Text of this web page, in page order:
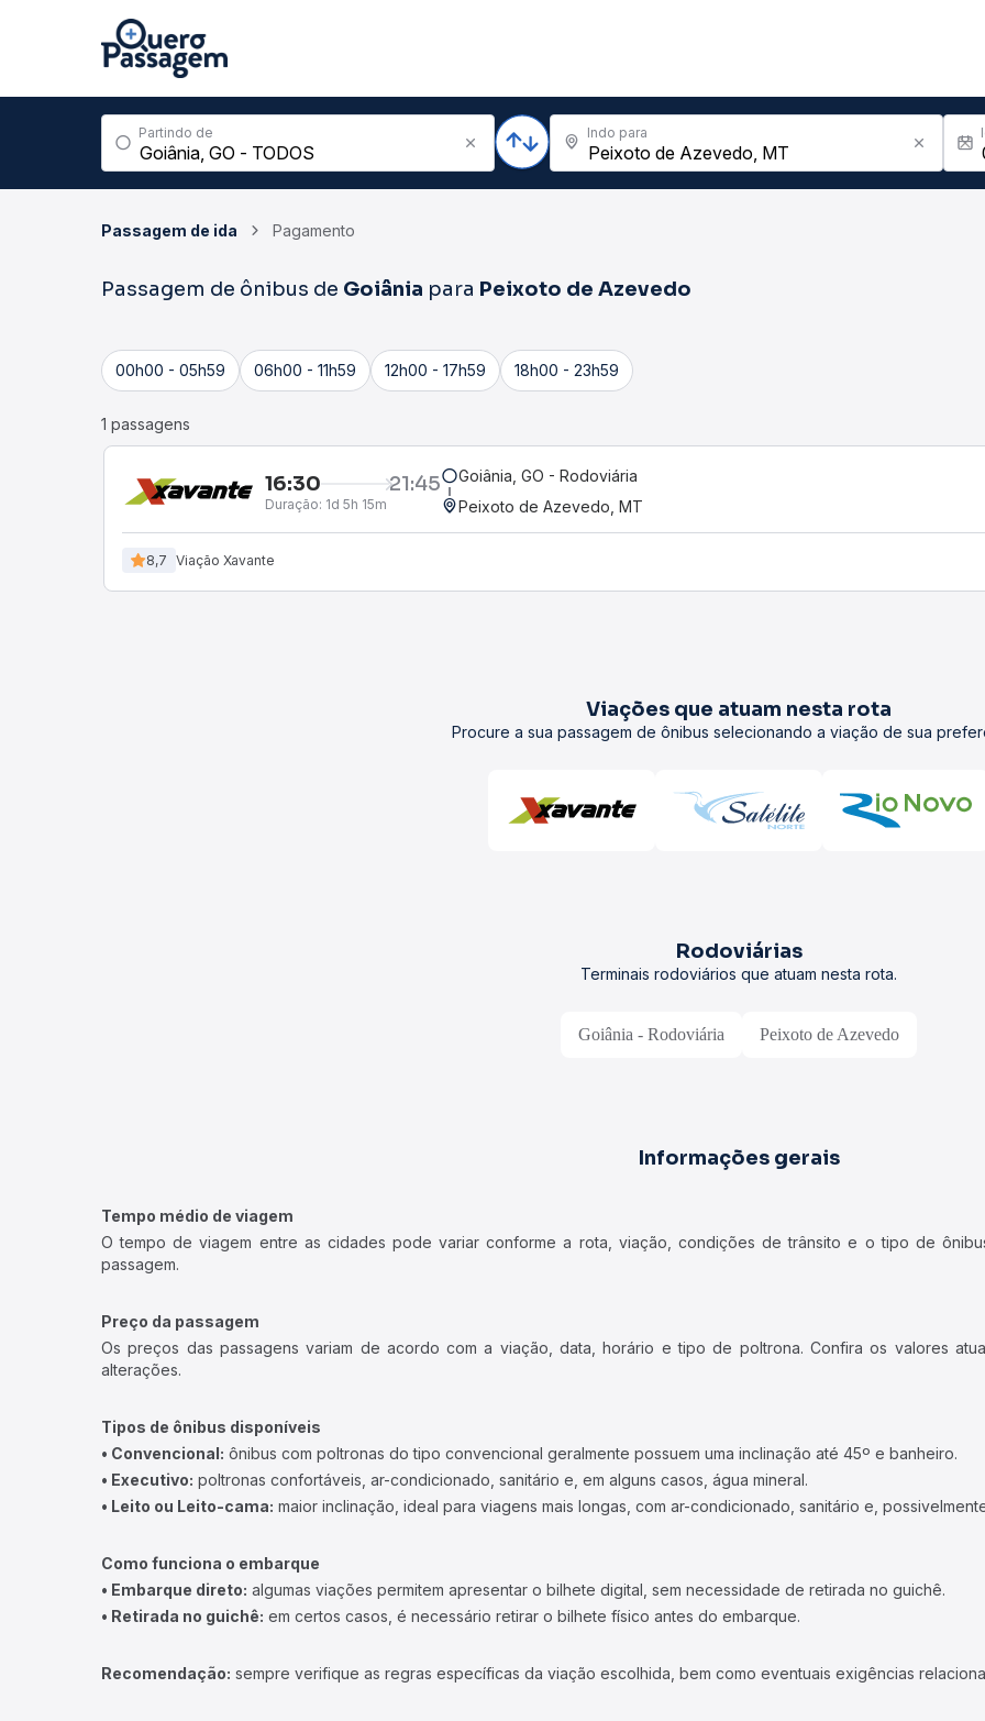
Partindo de Indo para
Passagem de ida Pagamento
Passagem de ônibus de Goiânia para Peixoto de Azevedo
00h00 - 05h59 06h00 - 11h59 12h00 - 17h59 18h00 - 23h59
1 passagens
16:30 21:45
Duração: 1d 5h 15m
Goiânia, GO - Rodoviária
Peixoto de Azevedo, MT
8,7 Viação Xavante
Viações que atuam nesta rota
Procure a sua passagem de ônibus selecionando a viação de sua
Rodoviárias
Terminais rodoviários que atuam nesta rota.
Goiânia - Rodoviária Peixoto de Azevedo
Informações gerais
Tempo médio de viagem
O tempo de viagem entre as cidades pode variar conforme a rota, viação, condições de trânsito e o tipo de
passagem.
Preço da passagem
Os preços das passagens variam de acordo com a viação, data, horário e tipo de poltrona. Confira os valores
alterações.
Tipos de ônibus disponíveis
• Convencional: ônibus com poltronas do tipo convencional geralmente possuem uma inclinação até 45º e banheiro.
• Executivo: poltronas confortáveis, ar-condicionado, sanitário e, em alguns casos, água mineral.
• Leito ou Leito-cama: maior inclinação, ideal para viagens mais longas, com ar-condicionado, sanitário e,
Como funciona o embarque
• Embarque direto: algumas viações permitem apresentar o bilhete digital, sem necessidade de retirada no guichê.
• Retirada no guichê: em certos casos, é necessário retirar o bilhete físico antes do embarque.
Recomendação: sempre verifique as regras específicas da viação escolhida, bem como eventuais exigências